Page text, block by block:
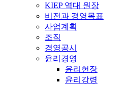
KIEP 역대 원장
비전과 경영목표
사업계획
조직
경영공시
윤리경영
윤리헌장
윤리강령